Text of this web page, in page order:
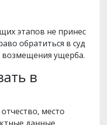
этапов не принес
обратиться в суд
ущерба.
в
место